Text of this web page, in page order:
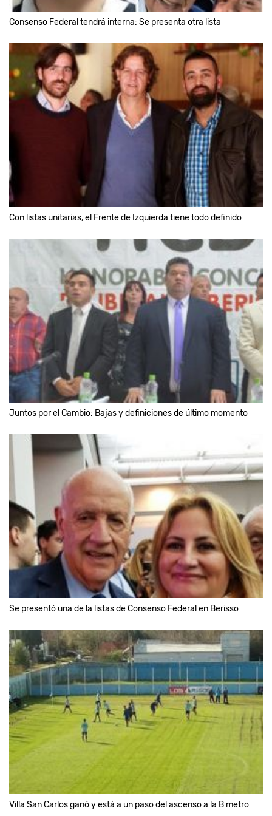
Consenso Federal tendrá interna: Se presenta otra lista
Con listas unitarias, el Frente de Izquierda tiene todo definido
Juntos por el Cambio: Bajas y definiciones de último momento
Se presentó una de la listas de Consenso Federal en Berisso
Villa San Carlos ganó y está a un paso del ascenso a la B metro